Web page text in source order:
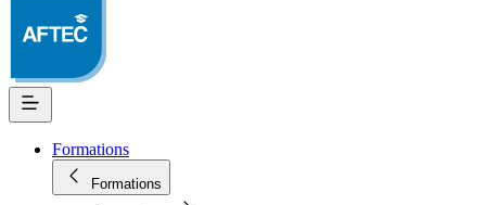
Formations
Formations